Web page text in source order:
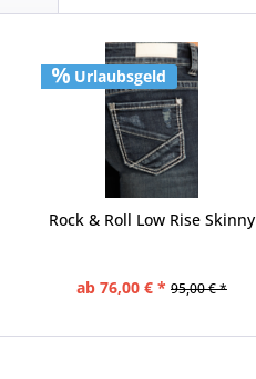
Urlaubsgeld
Rock & Roll Low Rise Skinny
ab 76,00 € * 95,00 € *